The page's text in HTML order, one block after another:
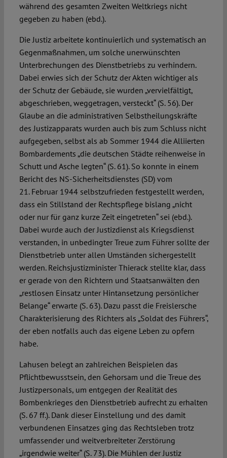
während des gesamten Zweiten Weltkriegs nicht
gegeben zu haben (ebd.).
Die Justiz arbeitete kontinuierlich und systematisch an
Gegenmaßnahmen, um solche unerwünschten
Unterbrechungen des Dienstbetriebs zu verhindern.
Dabei erwies sich der Schutz der Akten wichtiger als
der Schutz der Gebäude, sie wurden „vervielfältigt,
abgeschrieben, weggetragen, versteckt“ (S. 56). Der
Glaube an die administrativen Selbstheilungskräfte
des Justizapparats wurden auch bis zum Schluss nicht
aufgegeben, selbst als ab Sommer 1944 die Alliierten
Bombardements „die deutschen Städte reihenweise in
Schutt und Asche legten“ (S. 61). So konnte in einem
Bericht des NS-Sicherheitsdienstes (SD) vom
21. Februar 1944 selbstzufrieden festgestellt werden,
dass ein Stillstand der Rechtspflege bislang „nicht
oder nur für ganz kurze Zeit eingetreten“ sei (ebd.).
Dabei wurde auch der Justizdienst als Kriegsdienst
verstanden, in unbedingter Treue zum Führer sollte der
Dienstbetrieb unter allen Umständen sichergestellt
werden. Reichsjustizminister Thierack stellte klar, dass
er gerade von den Richtern und Staatsanwälten den
„restlosen Einsatz unter Hintansetzung persönlicher
Belange“ erwarte (S. 63). Dazu passt die Freislersche
Charakterisierung des Richters als „Soldat des Führers“,
der eben notfalls auch das eigene Leben zu opfern
habe.
Lahusen belegt an zahlreichen Beispielen das
Pflichtbewusstsein, den Gehorsam und die Treue des
Justizpersonals, um entgegen der Realität des
Bombenkrieges den Dienstbetrieb aufrecht zu erhalten
(S. 67 ff.). Dank dieser Einstellung und des damit
verbundenen Einsatzes ging das Rechtsleben trotz
umfassender und weitverbreiteter Zerstörung
„irgendwie weiter“ (S. 73). Die Mühlen der Justiz